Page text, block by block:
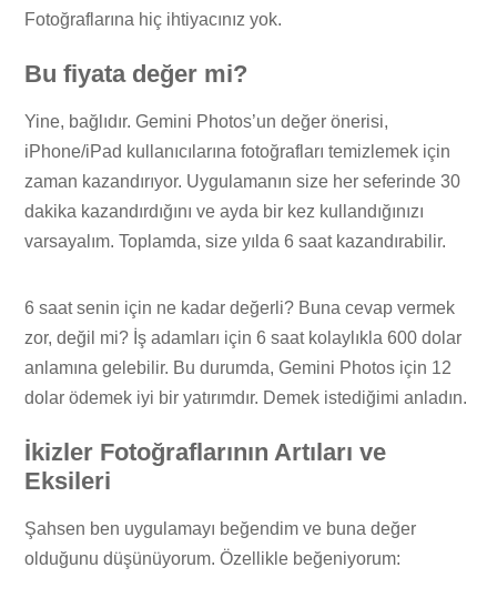
Fotoğraflarına hiç ihtiyacınız yok.
Bu fiyata değer mi?
Yine, bağlıdır. Gemini Photos’un değer önerisi,
iPhone/iPad kullanıcılarına fotoğrafları temizlemek için
zaman kazandırıyor. Uygulamanın size her seferinde 30
dakika kazandırdığını ve ayda bir kez kullandığınızı
varsayalım. Toplamda, size yılda 6 saat kazandırabilir.
6 saat senin için ne kadar değerli? Buna cevap vermek
zor, değil mi? İş adamları için 6 saat kolaylıkla 600 dolar
anlamına gelebilir. Bu durumda, Gemini Photos için 12
dolar ödemek iyi bir yatırımdır. Demek istediğimi anladın.
İkizler Fotoğraflarının Artıları ve
Eksileri
Şahsen ben uygulamayı beğendim ve buna değer
olduğunu düşünüyorum. Özellikle beğeniyorum: